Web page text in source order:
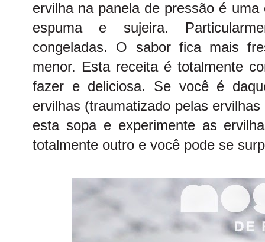
ervilha na panela de pressão é
espuma e sujeira.
congeladas. O sabor fica mais
menor. Esta receita é totalmente
fazer e deliciosa. Se você é
ervilhas (traumatizado pelas
esta sopa e experimente as
totalmente outro e você pode se